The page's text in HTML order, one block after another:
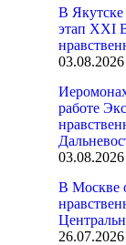
В Якутске
этап XXI
03.08.2026
работе
03.08.2026
В Москве
26.07.2026